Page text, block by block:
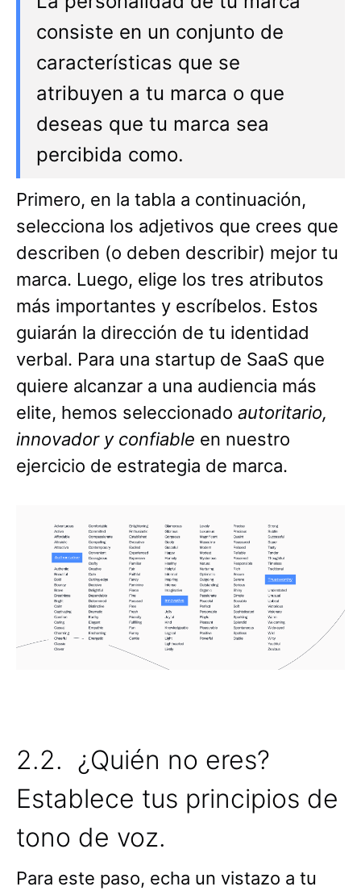
consiste en un conjunto de
características que se
atribuyen a tu marca o que
deseas que tu marca sea
percibida como.
Primero, en la tabla a continuación,
selecciona los adjetivos que crees que
describen (o deben describir) mejor tu
marca. Luego, elige los tres atributos
más importantes y escríbelos. Estos
guiarán la dirección de tu identidad
verbal. Para una startup de SaaS que
quiere alcanzar a una audiencia más
elite, hemos seleccionado autoritario,
innovador y confiable en nuestro
ejercicio de estrategia de marca.
2.2. ¿Quién no eres?
Establece tus principios de
tono de voz.
Para este paso, echa un vistazo a tu